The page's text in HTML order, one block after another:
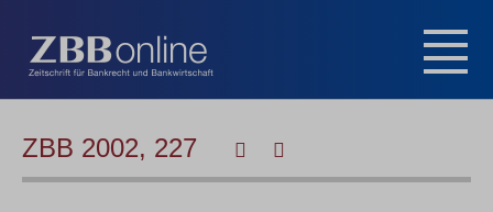
ZBB 2002, 227